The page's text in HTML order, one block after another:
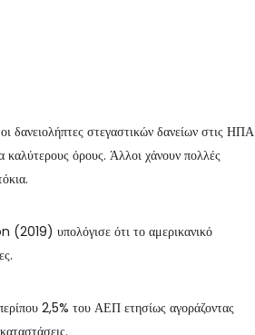
στεγαστικών δανείων στις ΗΠΑ
όρους. Άλλοι χάνουν πολλές
υπολόγισε ότι το αμερικανικό
2,5% του ΑΕΠ ετησίως αγοράζοντας